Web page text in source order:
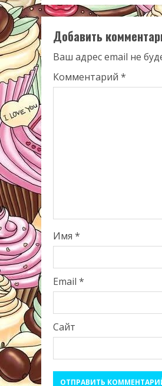
Добавить
Ваш адрес email не
Комментарий *
Имя *
Email *
Сайт